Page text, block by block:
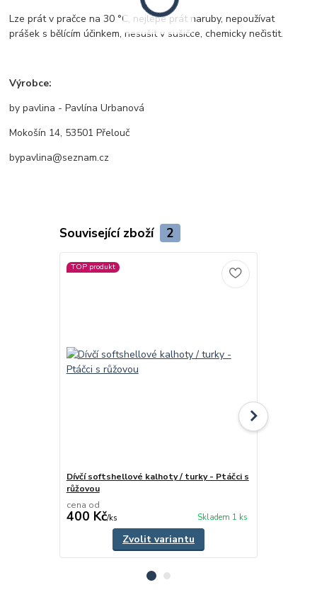
Lze prát v pračce na 30 °C, nejlépe prát naruby, nepoužívat
prášek s bělícím účinkem, nesušit v sušičce, chemicky nečistit.
Výrobce:
by pavlina - Pavlína Urbanová
Mokošín 14, 53501 Přelouč
bypavlina@seznam.cz
Související zboží 2
TOP produkt
Dívčí softshellové kalhoty / turky - Ptáčci s
růžovou
cena od
400 Kč/ks Skladem 1 ks
Zvolit variantu